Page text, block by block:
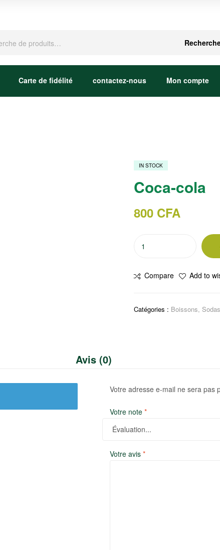
Carte de fidélité contactez-nous Mon compte
IN STOCK
Coca-cola
800 CFA
colaCompare Add to
Catégories : Boissons,
Avis (0)
Votre adresse e-mail ne sera pas
Votre note *
Votre avis *